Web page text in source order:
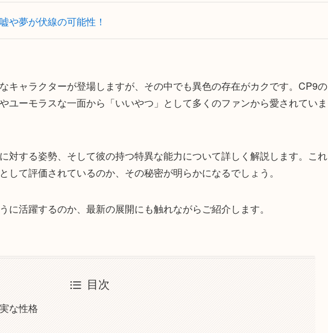
や夢が伏線の可能性！
キャラクターが登場しますが、その中でも異色の存在がカクです。CP9の
ユーモラスな一面から「いいやつ」として多くのファンから愛されていま
対する姿勢、そして彼の持つ特異な能力について詳しく解説します。これ
して評価されているのか、その秘密が明らかになるでしょう。
に活躍するのか、最新の展開にも触れながらご紹介します。
目次
な性格